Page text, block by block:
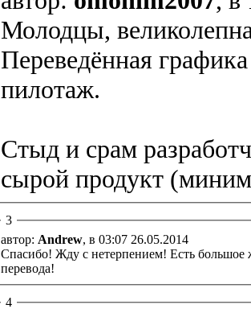
Молодцы,
Переведённая
пилотаж.
Стыд и срам
сырой продукт
3
автор: Andrew, в 03:07 26.05.2014
Спасибо! Жду с нетерпением! Есть большое
перевода!
4